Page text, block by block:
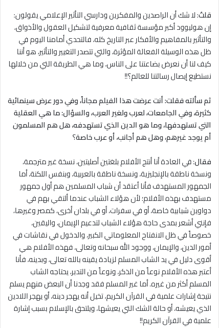
قلتُ: لا شك أن الراصدين والمفكرين ودارسي التأثير الإعلامي يقولون:
إن هوليوود أكبر مؤسسة ثقافية معرفية لتشكيل العقول والأذواق،
والتأثير بالمفاهيم والأفكار عبر التاريخ كله، فالتحدي أمامنا اليوم في
ظل هذه الوسيلة الفعالة المؤثرة، والتي تتصدر التغيير والتأثير، هو أننا
كيف لنا أن نعرض بضاعتنا على الناس، وما هي الطريقة التي من خلالها
نستطيع إيصال رسالتنا للعالم؟!!
ثم سألته فقلت:أنت عرضت هذا الفيلم مجاناً، وفي دور عرض سينمائية
كثيرة، وفي الجامعات، لعرب ولغير العرب، والسؤال: ما هي العقلية
التي تستهدفها، وما هو الدين الذي تستهدفه، هل هم المسلمون
أم يوجد غيرهم، وهل هم أجانب، أو عرب خاصة؟
فقال: في العادة أنا أنتج الأفلام بلغتين أصليتين، نسخة غير مترجمة،
ونسخة ناطقة بالإنجليزية، ونسخة ناطقة بالعربية، وبنفس اللكنة، أما
الجمهور المستهدف فأنا أعتقد أن شباب المسلمين هم أول جمهور
مستهدف بهذه الأفلام؛ لأن هؤﻻء الشباب عندما ألتقي بهم في
دواوين شبابية خاصة، أو في سفرات، أو في بلدان أخرى، كمصر وغيرها،
فإنني أشعر بمدى حاجة هؤلاء الشباب لتدعيم الإيمان، واليقين،
خصوصاً في ظل الانفتاح المعلوماتي الكبير، والدخول في نقاشات في
أمور الدين، والإيمان، ووجود الله سبحانه وتعالى، فهذه الأفلام هي
أقوى دليل في يد الشاب المسلم لزيادة يقينه بالله تعالى، وبدينه، فأنا
أعتبر هذه الأفلام نوعاً من الذكر، ونوعاً من التدبر، يحتاجه الشاب
المسلم أكثر من غيره. أما غير المسلم فقد وجدنا أن البعض منهم يسلم
نتيجة إشارات علمية في القرآن الكريم، تخيل أنه يهجر دينه، أو يهجر اللادين
الذي يعيشه، أو حالة الشك التي يعيشها، ويلتحق بالإسلام بسبب إشارة
علمية في القرآن الكريم!!